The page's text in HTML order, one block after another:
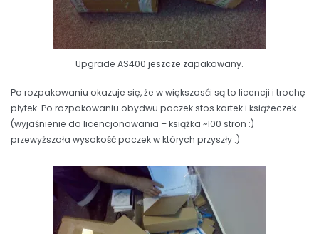
Upgrade AS400 jeszcze zapakowany.
Po rozpakowaniu okazuje się, że w większosći są to licencji i trochę
płytek. Po rozpakowaniu obydwu paczek stos kartek i książeczek
(wyjaśnienie do licencjonowania – książka ~100 stron :)
przewyższała wysokość paczek w których przyszły :)